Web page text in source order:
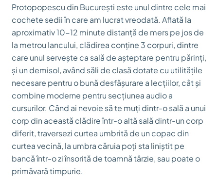
Protopopescu din București este unul dintre cele mai
cochete sedii în care am lucrat vreodată. Aflată la
aproximativ 10-12 minute distanță de mers pe jos de
la metrou Iancului, clădirea conține 3 corpuri, dintre
care unul servește ca sală de așteptare pentru părinți,
și un demisol, având săli de clasă dotate cu utilitățile
necesare pentru o bună desfășurare a lecțiilor, cât și
combine moderne pentru secțiunea audio a
cursurilor. Când ai nevoie să te muți dintr-o sală a unui
corp din această clădire într-o altă sală dintr-un corp
diferit, traversezi curtea umbrită de un copac din
curtea vecină, la umbra căruia poți sta liniștit pe
bancă într-o zi însorită de toamnă târzie, sau poate o
primăvară timpurie.